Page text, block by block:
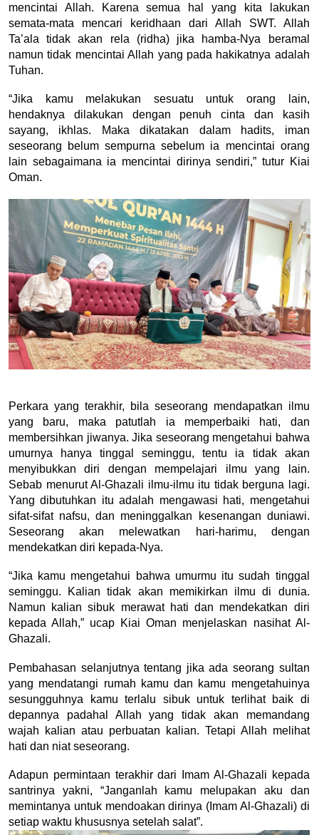
mencintai Allah. Karena semua hal yang kita lakukan
semata-mata mencari keridhaan dari Allah SWT. Allah
Ta’ala tidak akan rela (ridha) jika hamba-Nya beramal
namun tidak mencintai Allah yang pada hakikatnya adalah
Tuhan.
“Jika kamu melakukan sesuatu untuk orang lain,
hendaknya dilakukan dengan penuh cinta dan kasih
sayang, ikhlas. Maka dikatakan dalam hadits, iman
seseorang belum sempurna sebelum ia mencintai orang
lain sebagaimana ia mencintai dirinya sendiri,” tutur Kiai
Oman.
Perkara yang terakhir, bila seseorang mendapatkan ilmu
yang baru, maka patutlah ia memperbaiki hati, dan
membersihkan jiwanya. Jika seseorang mengetahui bahwa
umurnya hanya tinggal seminggu, tentu ia tidak akan
menyibukkan diri dengan mempelajari ilmu yang lain.
Sebab menurut Al-Ghazali ilmu-ilmu itu tidak berguna lagi.
Yang dibutuhkan itu adalah mengawasi hati, mengetahui
sifat-sifat nafsu, dan meninggalkan kesenangan duniawi.
Seseorang akan melewatkan hari-harimu, dengan
mendekatkan diri kepada-Nya.
“Jika kamu mengetahui bahwa umurmu itu sudah tinggal
seminggu. Kalian tidak akan memikirkan ilmu di dunia.
Namun kalian sibuk merawat hati dan mendekatkan diri
kepada Allah,” ucap Kiai Oman menjelaskan nasihat Al-
Ghazali.
Pembahasan selanjutnya tentang jika ada seorang sultan
yang mendatangi rumah kamu dan kamu mengetahuinya
sesungguhnya kamu terlalu sibuk untuk terlihat baik di
depannya padahal Allah yang tidak akan memandang
wajah kalian atau perbuatan kalian. Tetapi Allah melihat
hati dan niat seseorang.
Adapun permintaan terakhir dari Imam Al-Ghazali kepada
santrinya yakni, “Janganlah kamu melupakan aku dan
memintanya untuk mendoakan dirinya (Imam Al-Ghazali) di
setiap waktu khususnya setelah salat”.